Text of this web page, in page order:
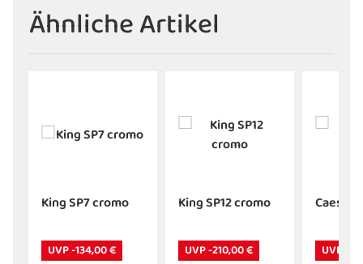
Ähnliche Artikel
King SP7 cromo
UVP -134,00 €
King SP12 cromo
UVP -210,00 €
Caesar
UVP -